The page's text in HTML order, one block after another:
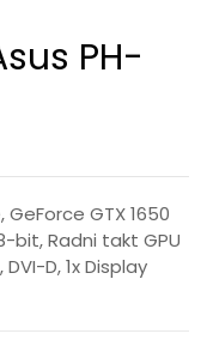
PH-
GeForce GTX 1650
bit, Radni takt GPU
D, 1x Display